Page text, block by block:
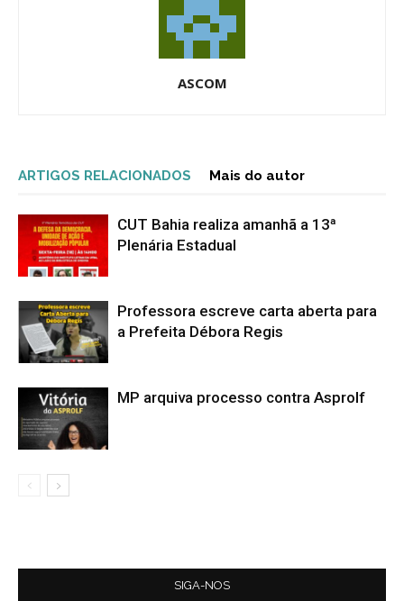
ASCOM
ARTIGOS RELACIONADOS Mais do autor
CUT Bahia realiza amanhã a 13ª
Plenária Estadual
Professora escreve carta aberta para
a Prefeita Débora Regis
MP arquiva processo contra Asprolf
SIGA-NOS